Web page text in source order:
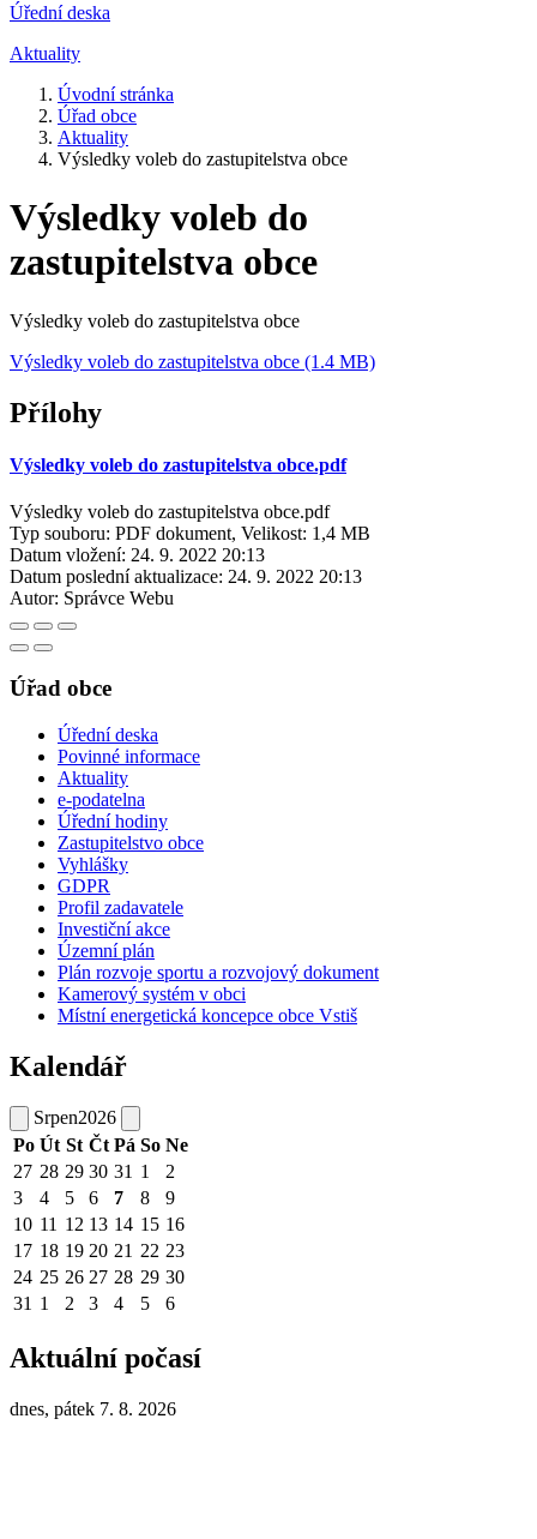
Úřední deska
Aktuality
Úvodní stránka
Úřad obce
Aktuality
Výsledky voleb do zastupitelstva obce
Výsledky voleb do
zastupitelstva obce
Výsledky voleb do zastupitelstva obce
Výsledky voleb do zastupitelstva obce (1.4 MB)
Přílohy
Výsledky voleb do zastupitelstva obce.pdf
Výsledky voleb do zastupitelstva obce.pdf
Typ souboru: PDF dokument, Velikost: 1,4 MB
Datum vložení: 24. 9. 2022 20:13
Datum poslední aktualizace: 24. 9. 2022 20:13
Autor: Správce Webu
Úřad obce
Úřední deska
Povinné informace
Aktuality
e-podatelna
Úřední hodiny
Zastupitelstvo obce
Vyhlášky
GDPR
Profil zadavatele
Investiční akce
Územní plán
Plán rozvoje sportu a rozvojový dokument
Kamerový systém v obci
Místní energetická koncepce obce Vstiš
Kalendář
Srpen2026
Po Út St Čt Pá So Ne
27 28 29 30 31 1
2
3
4 5 6 7 8
9
10 11 12 13 14 15 16
17 18 19 20 21 22 23
24 25 26 27 28 29 30
31 1 2 3 4 5 6
Aktuální počasí
dnes, pátek 7. 8. 2026